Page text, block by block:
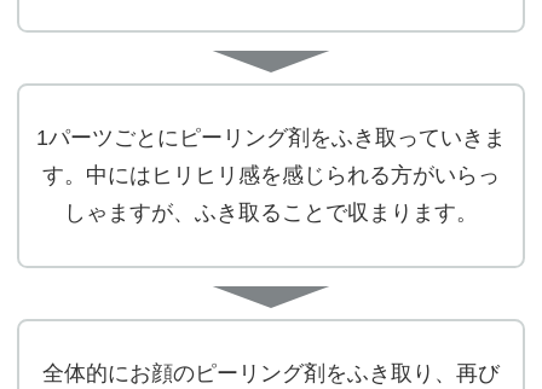
1パーツごとにピーリング剤をふき取っていきま
す。中にはヒリヒリ感を感じられる方がいらっ
しゃますが、ふき取ることで収まります。
全体的にお顔のピーリング剤をふき取り、再び